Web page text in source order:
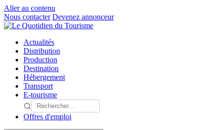
Aller au contenu
Nous contacter Devenez annonceur
Actualités
Distribution
Production
Destination
Hébergement
Transport
E-tourisme
Offres d'emploi